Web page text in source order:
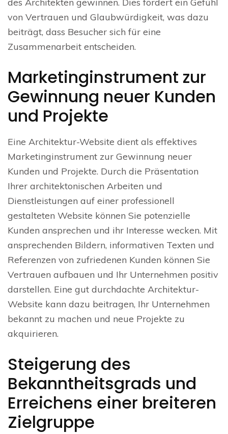
von Vertrauen und Glaubwürdigkeit, was dazu
beiträgt, dass Besucher sich für eine
Zusammenarbeit entscheiden.
Marketinginstrument zur
Gewinnung neuer Kunden
und Projekte
Eine Architektur-Website dient als effektives
Marketinginstrument zur Gewinnung neuer
Kunden und Projekte. Durch die Präsentation
Ihrer architektonischen Arbeiten und
Dienstleistungen auf einer professionell
gestalteten Website können Sie potenzielle
Kunden ansprechen und ihr Interesse wecken. Mit
ansprechenden Bildern, informativen Texten und
Referenzen von zufriedenen Kunden können Sie
Vertrauen aufbauen und Ihr Unternehmen positiv
darstellen. Eine gut durchdachte Architektur-
Website kann dazu beitragen, Ihr Unternehmen
bekannt zu machen und neue Projekte zu
akquirieren.
Steigerung des
Bekanntheitsgrads und
Erreichens einer breiteren
Zielgruppe